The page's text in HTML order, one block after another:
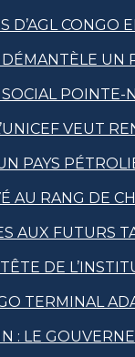
D’AGL CONGO
DÉMANTÈLE
VEUT
PAYS
RANG DE
AUX FUTURS
DE
TERMINAL
: LE